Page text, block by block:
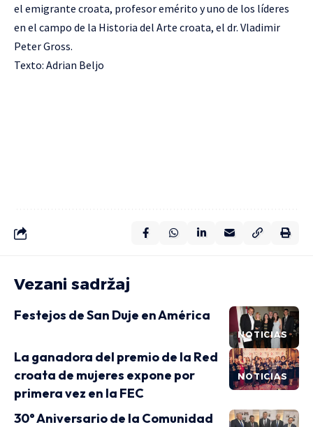
el emigrante croata, profesor emérito y uno de los líderes
en el campo de la Historia del Arte croata, el dr. Vladimir
Peter Gross.
Texto: Adrian Beljo
Vezani sadržaj
NOTICIAS
Festejos de San Duje en América
NOTICIAS
La ganadora del premio de la Red
croata de mujeres expone por
primera vez en la FEC
30° Aniversario de la Comunidad